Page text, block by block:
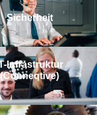
Sicherheit
Infrastruktur
(Conneqtive)